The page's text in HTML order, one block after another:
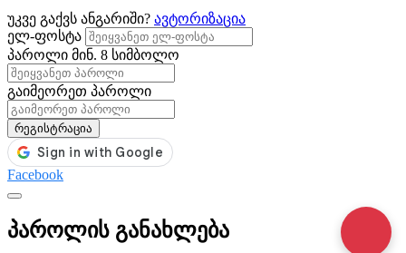
უკვე გაქვს ანგარიში? ავტორიზაცია
ელ-ფოსტა
პაროლი მინ. 8 სიმბოლო
გაიმეორეთ პაროლი
რეგისტრაცია
Facebook
პაროლის განახლება